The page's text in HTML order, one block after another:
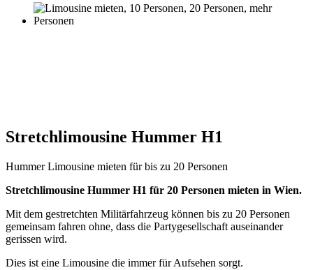
Stretchlimousine Hummer H1
Hummer Limousine mieten für bis zu 20 Personen
Stretchlimousine Hummer H1 für 20 Personen mieten in Wien.
Mit dem gestretchten Militärfahrzeug können bis zu 20 Personen
gemeinsam fahren ohne, dass die Partygesellschaft auseinander
gerissen wird.
Dies ist eine Limousine die immer für Aufsehen sorgt.